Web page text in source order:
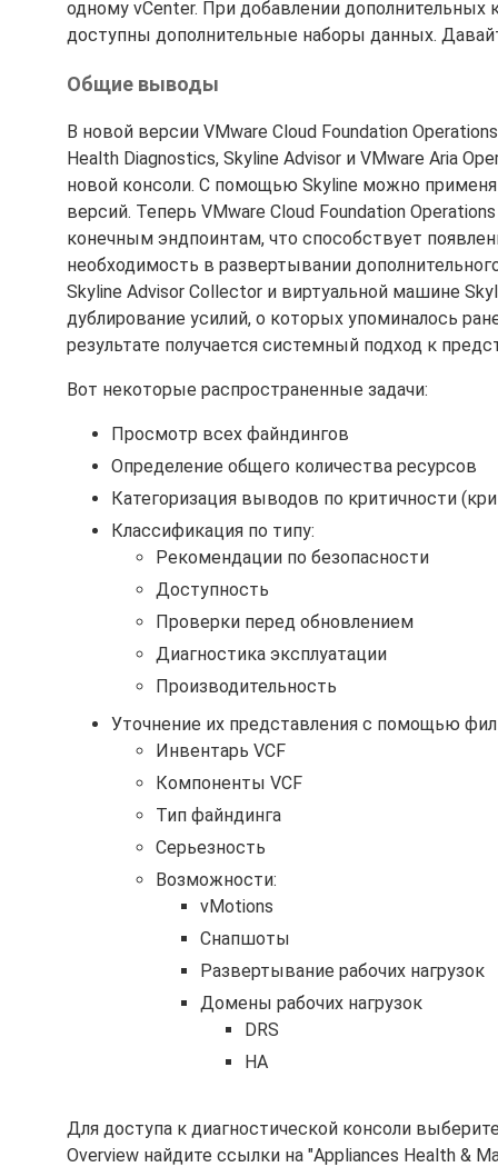
одному vCenter. При добавлении дополнительных
доступны дополнительные наборы данных.
Общие выводы
В новой версии VMware Cloud Foundation
Health Diagnostics, Skyline Advisor и VMware Aria
новой консоли. С помощью Skyline можно
версий. Теперь VMware Cloud Foundation
конечным эндпоинтам, что способствует
необходимость в развертывании
Skyline Advisor Collector и виртуальной машине
дублирование усилий, о которых упоминалось
результате получается системный подход к
Вот некоторые распространенные задачи:
Просмотр всех файндингов
Определение общего количества ресурсов
Категоризация выводов по критичности
Классификация по типу:
Рекомендации по безопасности
Доступность
Проверки перед обновлением
Диагностика эксплуатации
Производительность
Уточнение их представления с помощью
Инвентарь VCF
Компоненты VCF
Тип файндинга
Серьезность
Возможности:
vMotions
Снапшоты
Развертывание рабочих нагрузок
Домены рабочих нагрузок
DRS
HA
Для доступа к диагностической консоли
Overview найдите ссылки на "Appliances Health &